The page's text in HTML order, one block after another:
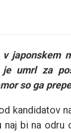
japonskem
umrl za
so ga
kandidatov
bi na odru